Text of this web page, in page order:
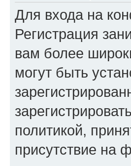
Для входа на
Регистрация
вам более
могут быть
политикой,
присутствие на